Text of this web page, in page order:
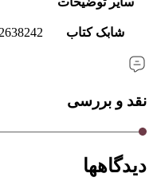
شابک کتاب
نقد و بررسی
دیدگاهها